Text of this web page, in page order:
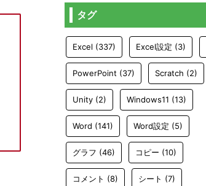
タグ
Excel (337) Excel設定 (3)
PowerPoint (37) Scratch (2)
Unity (2) Windows11 (13)
Word (141) Word設定 (5)
グラフ (46) コピー (10)
コメント (8) シート (7)